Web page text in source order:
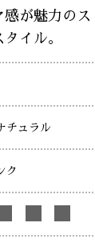
が魅力のス
イル。
チュラル
ク